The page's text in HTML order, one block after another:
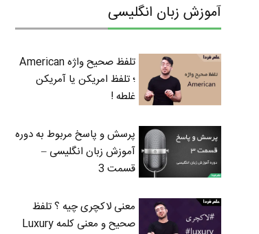
آموزش زبان انگلیسی
تلفظ صحیح واژه American
؛ تلفظ امریکن یا آمریکن
غلطه !
پرسش و پاسخ مربوط به دوره
آموزش زبان انگلیسی –
قسمت 3
معنی لاکچری چیه ؟ تلفظ
صحیح و معنی کلمه Luxury